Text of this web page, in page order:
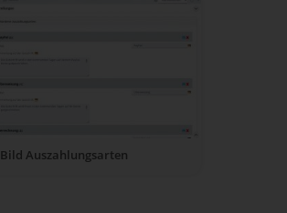
Bild Auszahlungsarten